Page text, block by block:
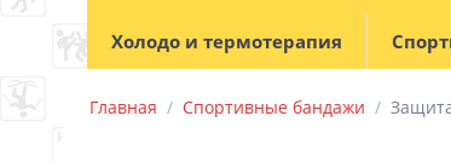
Холодо и термотерапия
Главная / Спортивные бандажи /